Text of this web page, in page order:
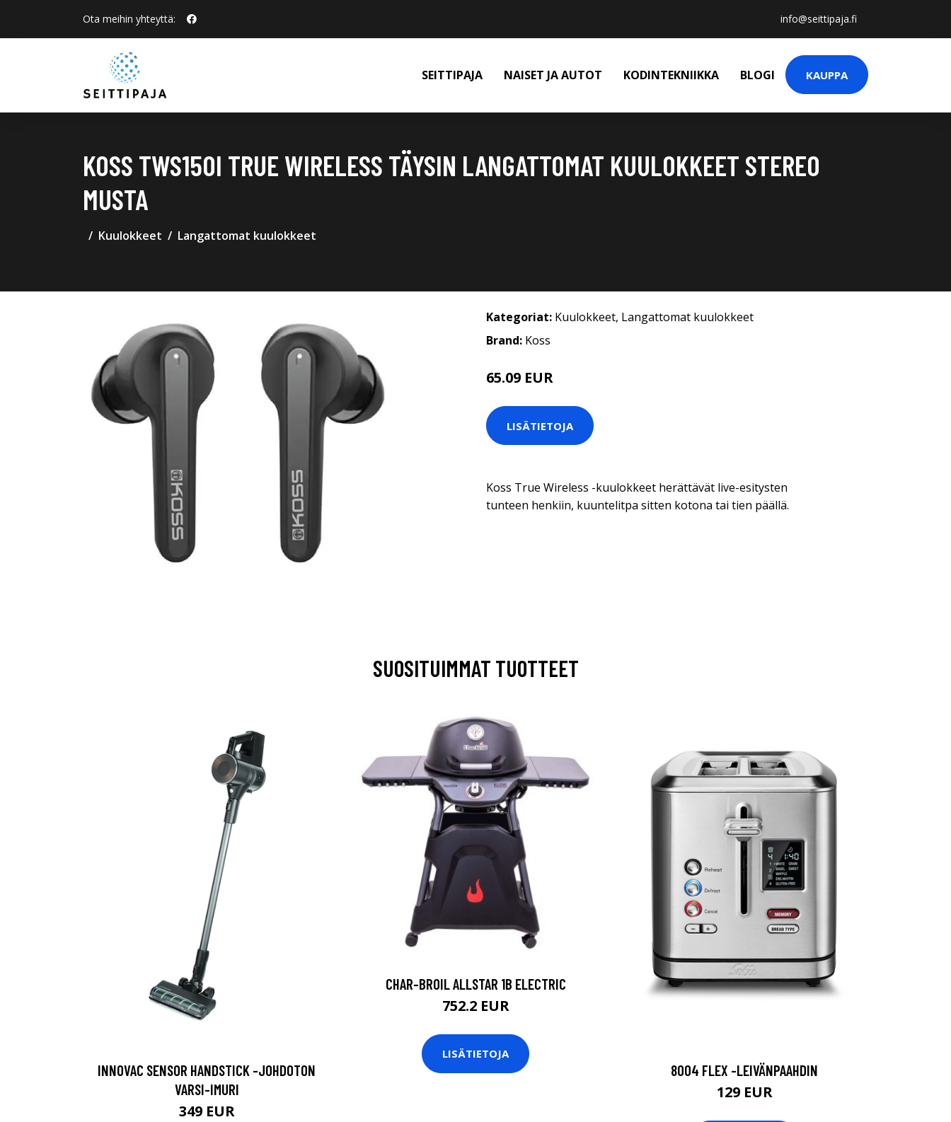
Ota meihin yhteyttä: info@seittipaja.fi
SEITTIPAJA NAISET JA AUTOT KODINTEKNIIKKA BLOGI KAUPPA
KOSS TWS150I TRUE WIRELESS TÄYSIN LANGATTOMAT KUULOKKEET STEREO
MUSTA
Kuulokkeet Langattomat kuulokkeet
Kategoriat: Kuulokkeet, Langattomat kuulokkeet
Brand: Koss
65.09 EUR
LISÄTIETOJA
Koss True Wireless -kuulokkeet herättävät live-esitysten
tunteen henkiin, kuuntelitpa sitten kotona tai tien päällä.
SUOSITUIMMAT TUOTTEET
INNOVAC SENSOR HANDSTICK -JOHDOTON
VARSI-IMURI
349 EUR
CHAR-BROIL ALLSTAR 1B ELECTRIC
752.2 EUR
LISÄTIETOJA
8004 FLEX -LEIVÄNPAAHDIN
129 EUR